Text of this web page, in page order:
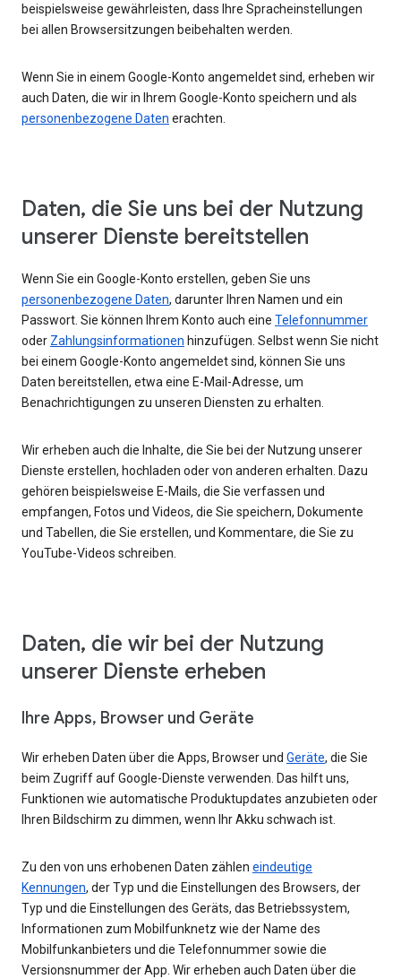
beispielsweise gewährleisten, dass Ihre Spracheinstellungen
bei allen Browsersitzungen beibehalten werden.
Wenn Sie in einem Google-Konto angemeldet sind, erheben wir
auch Daten, die wir in Ihrem Google-Konto speichern und als
personenbezogene Daten erachten.
Daten, die Sie uns bei der Nutzung
unserer Dienste bereitstellen
Wenn Sie ein Google-Konto erstellen, geben Sie uns
personenbezogene Daten, darunter Ihren Namen und ein
Passwort. Sie können Ihrem Konto auch eine Telefonnummer
oder Zahlungsinformationen hinzufügen. Selbst wenn Sie nicht
bei einem Google-Konto angemeldet sind, können Sie uns
Daten bereitstellen, etwa eine E-Mail-Adresse, um
Benachrichtigungen zu unseren Diensten zu erhalten.
Wir erheben auch die Inhalte, die Sie bei der Nutzung unserer
Dienste erstellen, hochladen oder von anderen erhalten. Dazu
gehören beispielsweise E-Mails, die Sie verfassen und
empfangen, Fotos und Videos, die Sie speichern, Dokumente
und Tabellen, die Sie erstellen, und Kommentare, die Sie zu
YouTube-Videos schreiben.
Daten, die wir bei der Nutzung
unserer Dienste erheben
Ihre Apps, Browser und Geräte
Wir erheben Daten über die Apps, Browser und Geräte, die Sie
beim Zugriff auf Google-Dienste verwenden. Das hilft uns,
Funktionen wie automatische Produktupdates anzubieten oder
Ihren Bildschirm zu dimmen, wenn Ihr Akku schwach ist.
Zu den von uns erhobenen Daten zählen eindeutige
Kennungen, der Typ und die Einstellungen des Browsers, der
Typ und die Einstellungen des Geräts, das Betriebssystem,
Informationen zum Mobilfunknetz wie der Name des
Mobilfunkanbieters und die Telefonnummer sowie die
Versionsnummer der App. Wir erheben auch Daten über die